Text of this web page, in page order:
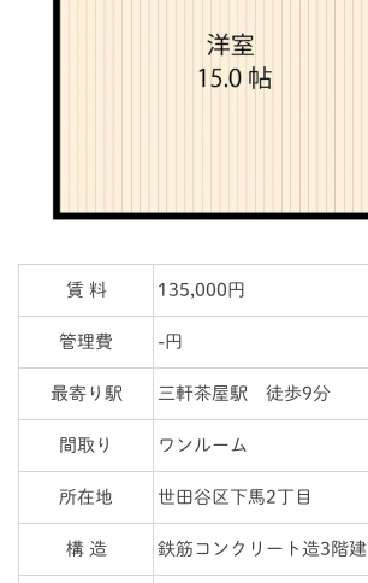
賃 料 135,000円
管理費 -円
最寄り駅 三軒茶屋駅 徒歩9分
間取り ワンルーム
所在地 世田谷区下馬2丁目
構 造 鉄筋コンクリート造3階建